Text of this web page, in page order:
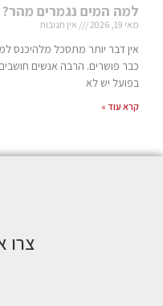
למה המים נגמרים מהר?
מאי 19, 2026 אין תגובות
אין דבר יותר מתסכל מלהיכנס
כבר פושרים. הרבה אנשים
בפועל יש לא
קרא עוד »
צרו